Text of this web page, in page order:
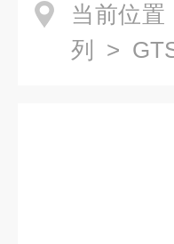
当前位置
列
>